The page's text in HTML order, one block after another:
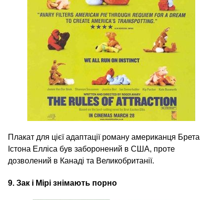
Плакат для цієї адаптації роману американця Брета
Істона Елліса був заборонений в США, проте
дозволений в Канаді та Великобританії.
9. Зак і Мірі знімають порно